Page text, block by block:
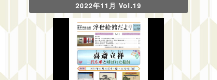
2022年11月 Vol.19